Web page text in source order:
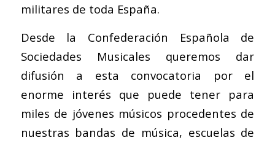
militares de toda España.
Desde la Confederación Española de
Sociedades Musicales queremos dar
difusión a esta convocatoria por el
enorme interés que puede tener para
miles de jóvenes músicos procedentes de
nuestras bandas de música, escuelas de